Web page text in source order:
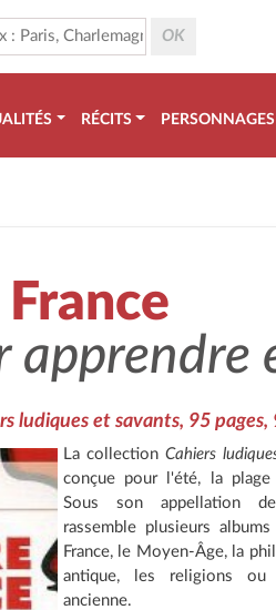
RÉCITS PERSONNAGES
apprendre
ludiques et savants, 95 pages,
La collection Cahiers
conçue pour l'été, la plage
Sous son appellation
rassemble plusieurs
France, le Moyen-Âge, la
antique, les religions ou
ancienne.